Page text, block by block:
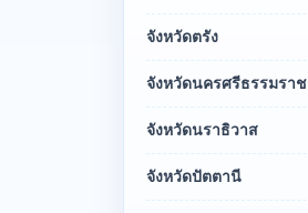
จังหวัดตรัง
จังหวัดนครศรีธรรมราช
จังหวัดนราธิวาส
จังหวัดปัตตานี